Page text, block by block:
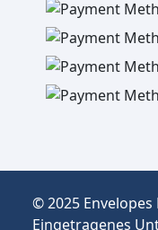
© 2025 Envelopes
Eingetragenes